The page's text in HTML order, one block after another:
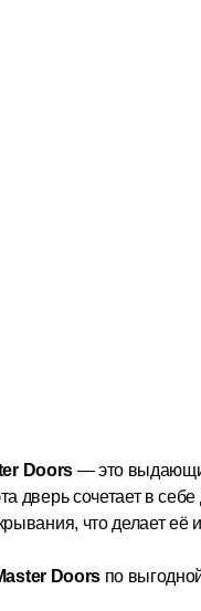
Doors — это
дверь сочетает в
что делает
Doorsпо